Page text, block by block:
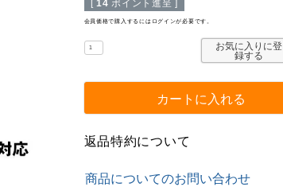
[ 14 ポイント進呈 ]
会員価格で購入するにはログインが必要です。
お気に入りに登
録する
カートに入れる
返品特約について
商品についてのお問い合わせ